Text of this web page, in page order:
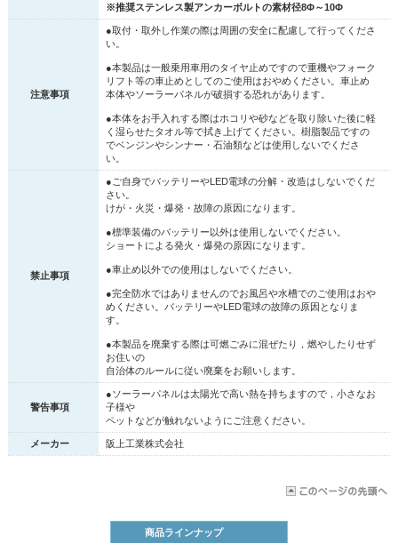
※推奨ステンレス製アンカーボルトの素材径8Φ～10Φ
注意事項
●取付・取外し作業の際は周囲の安全に配慮して行ってくださ
い。
●本製品は一般乗用車用のタイヤ止めですので重機やフォーク
リフト等の車止めとしてのご使用はおやめください。車止め
本体やソーラーパネルが破損する恐れがあります。
●本体をお手入れする際はホコリや砂などを取り除いた後に軽
く湿らせたタオル等で拭き上げてください。樹脂製品ですの
でベンジンやシンナー・石油類などは使用しないでくださ
い。
禁止事項
●ご自身でバッテリーやLED電球の分解・改造はしないでくだ
さい。
けが・火災・爆発・故障の原因になります。
●標準装備のバッテリー以外は使用しないでください。
ショートによる発火・爆発の原因になります。
●車止め以外での使用はしないでください。
●完全防水ではありませんのでお風呂や水槽でのご使用はおや
めください。バッテリーやLED電球の故障の原因となりま
す。
●本製品を廃棄する際は可燃ごみに混ぜたり，燃やしたりせず
お住いの
自治体のルールに従い廃棄をお願いします。
警告事項
●ソーラーパネルは太陽光で高い熱を持ちますので，小さなお
子様や
ペットなどが触れないようにご注意ください。
メーカー 阪上工業株式会社
商品ラインナップ